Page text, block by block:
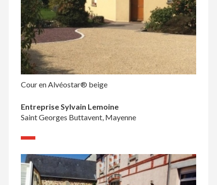
Cour en Alvéostar® beige
Entreprise Sylvain Lemoine
Saint Georges Buttavent, Mayenne